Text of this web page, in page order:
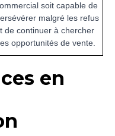
soit capable de
malgré les refus
de continuer à chercher
opportunités de vente.
en